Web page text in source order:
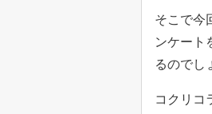
そこで今
ンケート
るのでし
コクリコ